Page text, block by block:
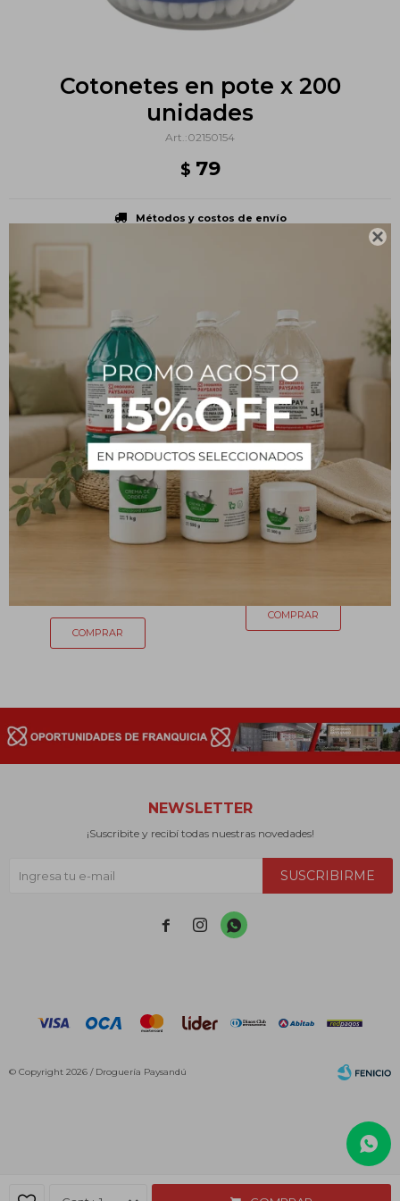

Cotonetes en pote x 200
unidades
02150154
$ 79
Métodos y costos de envío
PRODUCTOS QUE TE PUEDEN INTERESAR
Ablandador de cutículas -
Quita Esmalte - 100 ml
NEWSLETTER
¡Suscribite y recibí todas nuestras novedades!
SUSCRIBIRME
  
© Copyright 2026 / Droguería Paysandú